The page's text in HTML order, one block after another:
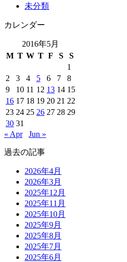
未分類
カレンダー
2016年5月
M T W T F S
S
1
2
3 4 5 6 7
8
9
10 11 12 13 14 15
16 17 18 19 20 21 22
23 24 25 26 27 28 29
30 31
« Apr
Jun »
過去の記事
2026年4月
2026年3月
2025年12月
2025年11月
2025年10月
2025年9月
2025年8月
2025年7月
2025年6月